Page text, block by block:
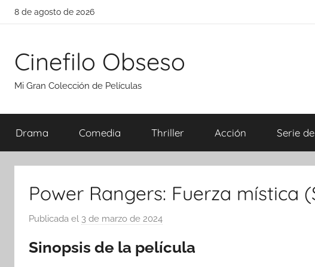
Saltar
8 de agosto de 2026
Cinefilo Obseso
Mi Gran Colección de Películas
Drama Comedia Thriller Acción Serie
Power Rangers: Fuerza mística
Publicada el 3 de marzo de 2024
r
Sinopsis de la película